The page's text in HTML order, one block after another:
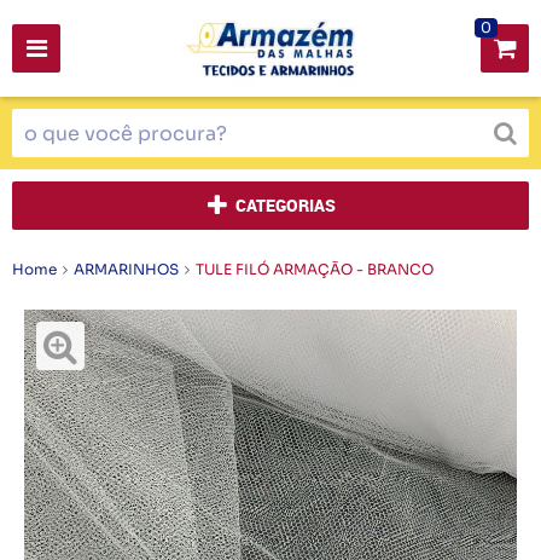
0
CATEGORIAS
Home ARMARINHOS TULE FILÓ ARMAÇÃO - BRANCO